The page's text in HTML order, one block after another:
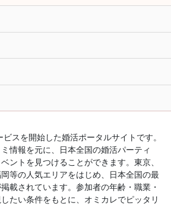
スを開始した婚活ポータルサイトです。
情報を元に、日本全国の婚活パーティ
ントを見つけることができます。東京、
等の人気エリアをはじめ、日本全国の最
載されています。参加者の年齢・職業・
たい条件をもとに、オミカレでピッタリ